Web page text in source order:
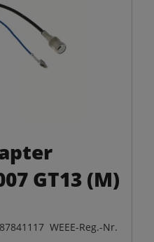
GT13 (M)
WEEE-Reg.-Nr.